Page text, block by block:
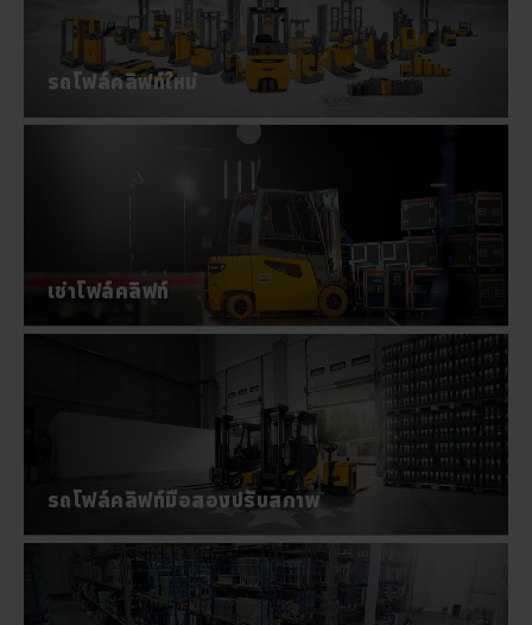
รถโฟล์คลิฟท์ใหม่
เช่าโฟล์คลิฟท์
รถโฟล์คลิฟท์มือสองปรับสภาพ